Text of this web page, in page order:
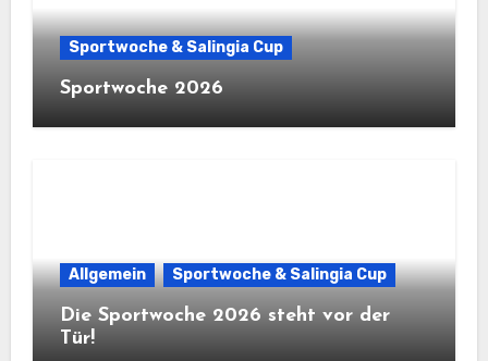
Sportwoche & Salingia Cup
Sportwoche 2026
Allgemein Sportwoche & Salingia Cup
Die Sportwoche 2026 steht vor der
Tür!